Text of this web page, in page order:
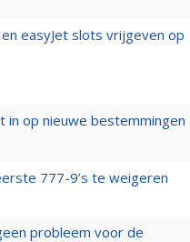
easyJet slots vrijgeven op
in op nieuwe bestemmingen
777-9’s te weigeren
probleem voor de